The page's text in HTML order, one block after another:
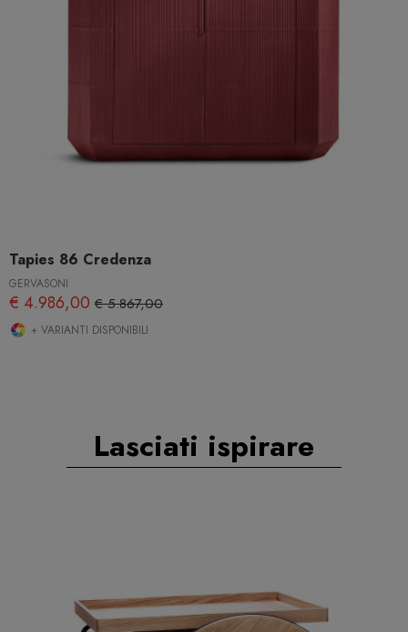
Tapies 86 Credenza
GERVASONI
€ 4.986,00 € 5.867,00
+ VARIANTI DISPONIBILI
Lasciati ispirare